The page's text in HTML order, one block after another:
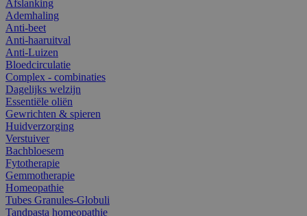
Afslanking
Ademhaling
Anti-beet
Anti-haaruitval
Anti-Luizen
Bloedcirculatie
Complex - combinaties
Dagelijks welzijn
Essentiële oliën
Gewrichten & spieren
Huidverzorging
Verstuiver
Bachbloesem
Fytotherapie
Gemmotherapie
Homeopathie
Tubes Granules-Globuli
Tandpasta homeopathie